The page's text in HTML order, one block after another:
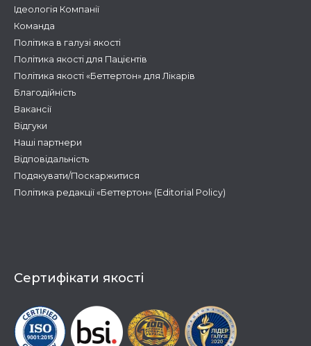
Ідеологія Компанії
Команда
Політика в галузі якості
Політика якості для Пацієнтів
Політика якості «Беттертон» для Лікарів
Благодійність
Вакансії
Відгуки
Наші партнери
Відповідальність
Подякувати/Поскаржитися
Політика редакції «Беттертон» (Editorial Policy)
Сертифікати якості